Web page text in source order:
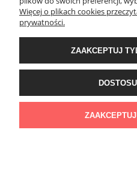
Wyposażenie łazienek Łazienki.eco |
sklep@lazienki.eco | Tel.: 600 012
Stoń | NIP:
Więcej o plikach cookies
prywatności.
ZAAKCEPTUJ